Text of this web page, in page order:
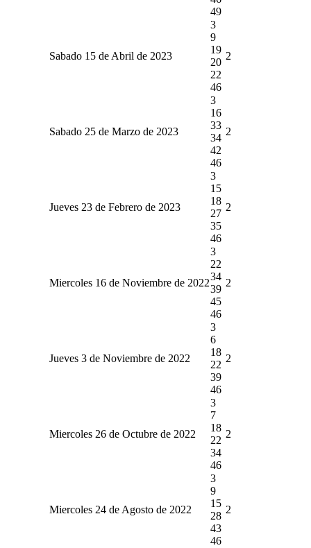
49
Sabado 15 de Abril de 2023
3
9
19
20
22
46
2
Sabado 25 de Marzo de 2023
3
16
33
34
42
46
2
Jueves 23 de Febrero de 2023
3
15
18
27
35
46
2
Miercoles 16 de Noviembre de 2022
3
22
34
39
45
46
2
Jueves 3 de Noviembre de 2022
3
6
18
22
39
46
2
Miercoles 26 de Octubre de 2022
3
7
18
22
34
46
2
Miercoles 24 de Agosto de 2022
3
9
15
28
43
46
2